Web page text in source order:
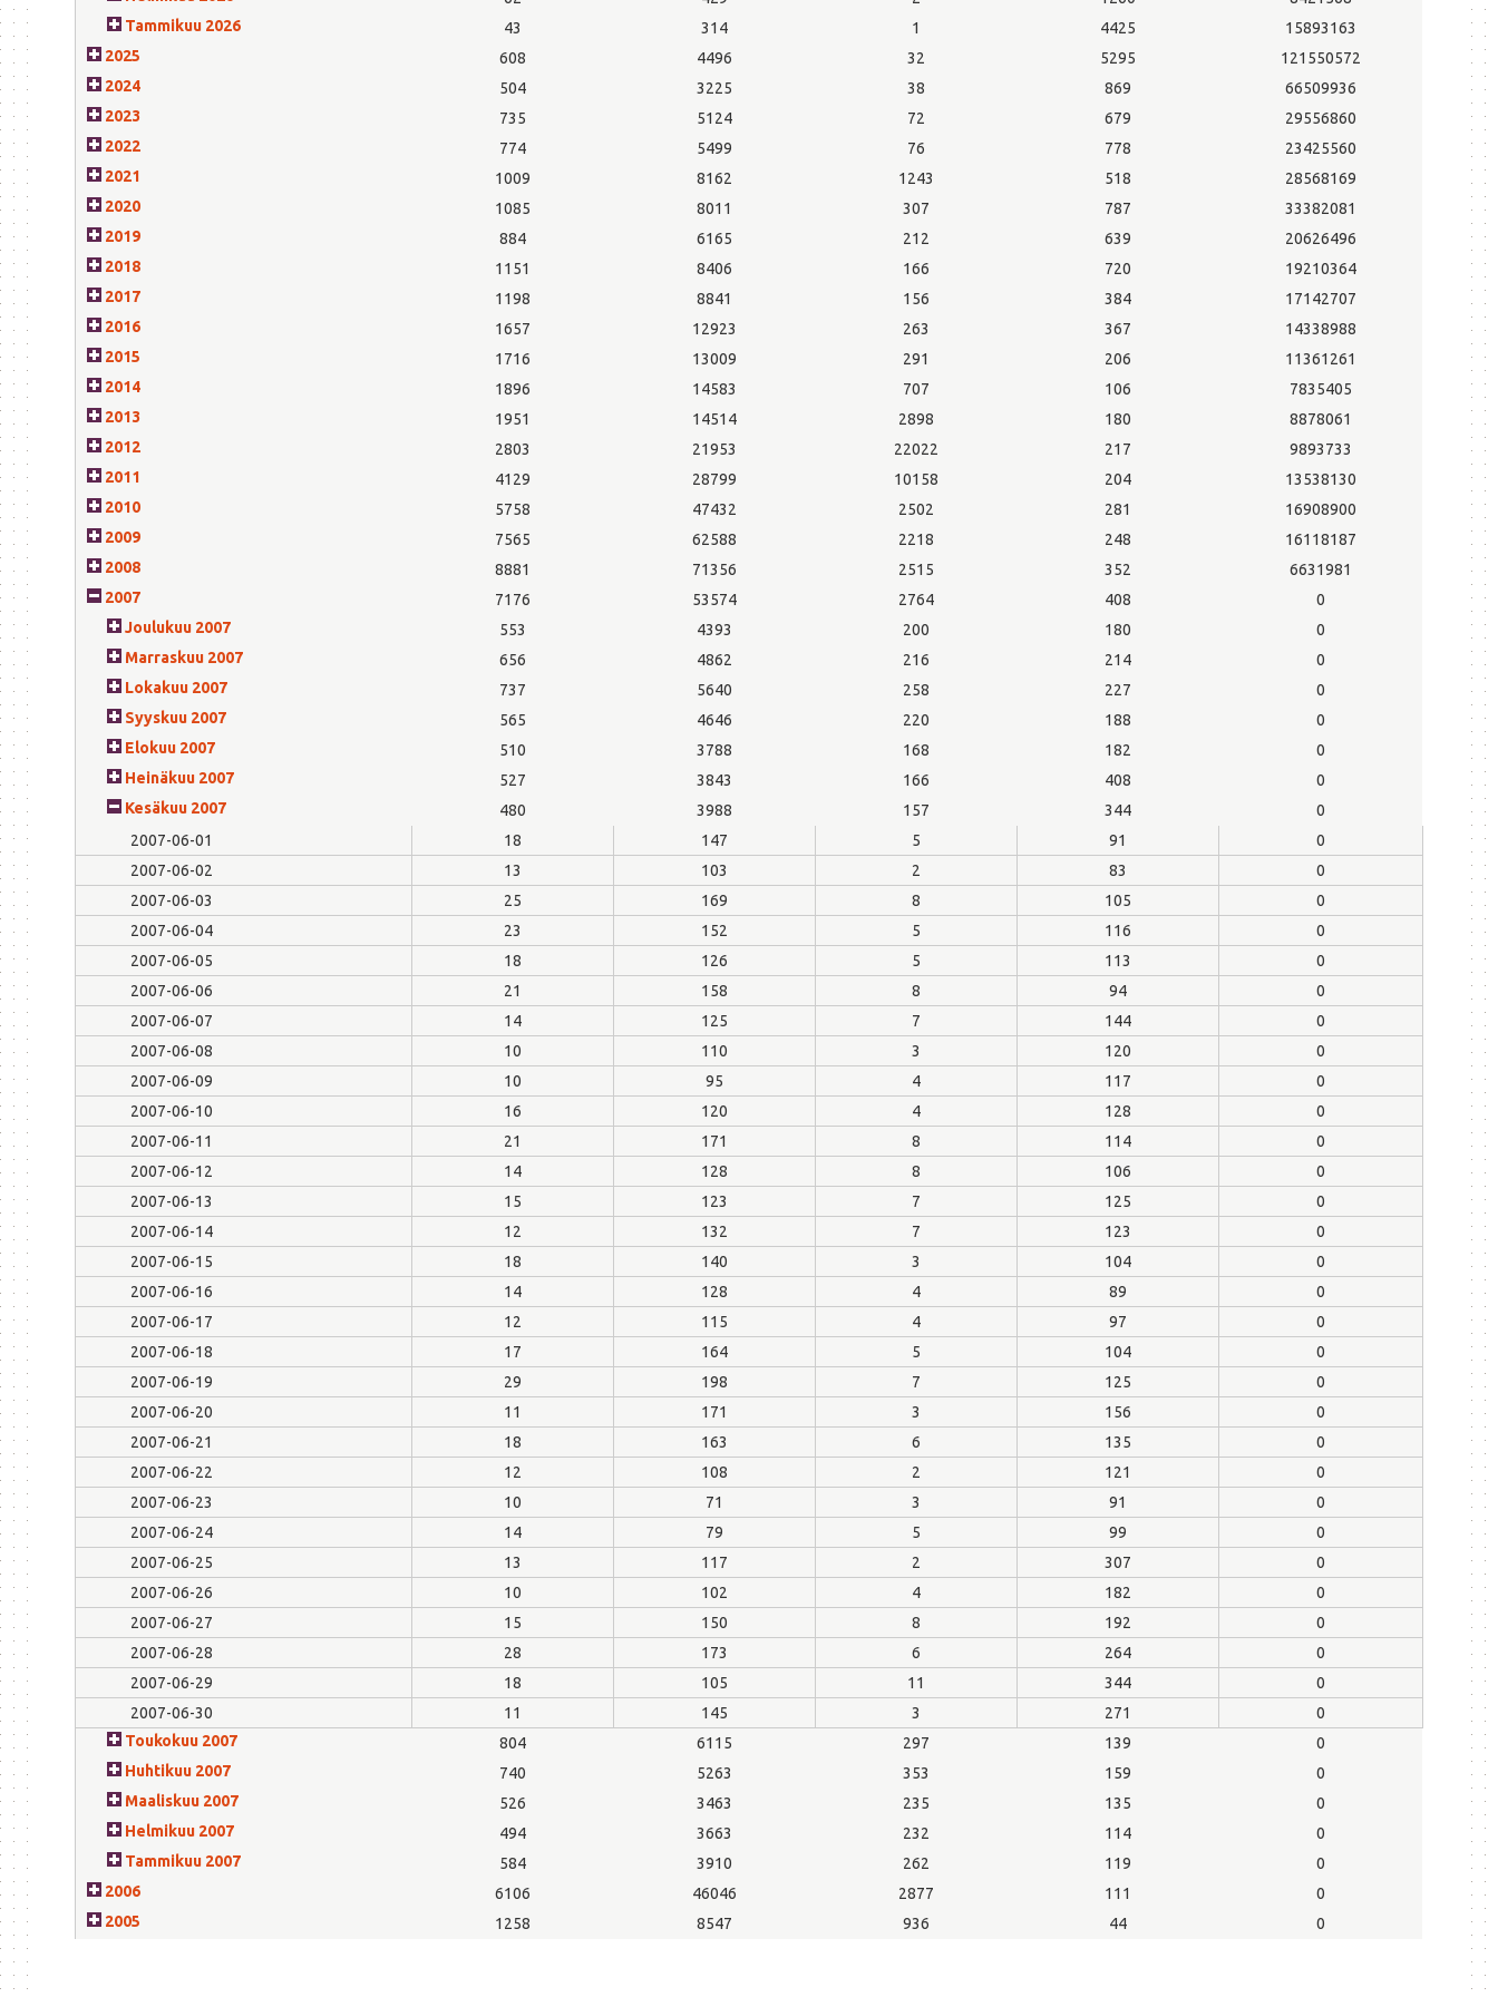
Tammikuu 2026
43 314 1 4425
15893163
2025
608 4496 32 5295
121550572
2024
504 3225 38 869
66509936
2023
735 5124 72 679
29556860
2022
774 5499 76 778
23425560
2021
1009 8162 1243 518
28568169
2020
1085 8011 307 787
33382081
2019
884 6165 212 639
20626496
2018
1151 8406 166 720
19210364
2017
1198 8841 156 384
17142707
2016
1657 12923 263 367
14338988
2015
1716 13009 291 206
11361261
2014
1896 14583 707 106
7835405
2013
1951 14514 2898 180
8878061
2012
2803 21953 22022 217
9893733
2011
4129 28799 10158 204
13538130
2010
5758 47432 2502 281
16908900
2009
7565 62588 2218 248
16118187
2008
8881 71356 2515 352
6631981
2007
7176 53574 2764 408
0
Joulukuu 2007
553 4393 200 180
0
Marraskuu 2007
656 4862 216 214
0
Lokakuu 2007
737 5640 258 227
0
Syyskuu 2007
565 4646 220 188
0
Elokuu 2007
510 3788 168 182
0
Heinäkuu 2007
527 3843 166 408
0
Kesäkuu 2007
480 3988 157 344
0
2007-06-01
18 147 5 91
0
2007-06-02
13 103 2 83
0
2007-06-03
25 169 8 105
0
2007-06-04
23 152 5 116
0
2007-06-05
18 126 5 113
0
2007-06-06
21 158 8 94
0
2007-06-07
14 125 7 144
0
2007-06-08
10 110 3 120
0
2007-06-09
10 95 4 117
0
2007-06-10
16 120 4 128
0
2007-06-11
21 171 8 114
0
2007-06-12
14 128 8 106
0
2007-06-13
15 123 7 125
0
2007-06-14
12 132 7 123
0
2007-06-15
18 140 3 104
0
2007-06-16
14 128 4 89
0
2007-06-17
12 115 4 97
0
2007-06-18
17 164 5 104
0
2007-06-19
29 198 7 125
0
2007-06-20
11 171 3 156
0
2007-06-21
18 163 6 135
0
2007-06-22
12 108 2 121
0
2007-06-23
10 71 3 91
0
2007-06-24
14 79 5 99
0
2007-06-25
13 117 2 307
0
2007-06-26
10 102 4 182
0
2007-06-27
15 150 8 192
0
2007-06-28
28 173 6 264
0
2007-06-29
18 105 11 344
0
2007-06-30
11 145 3 271
0
Toukokuu 2007
804 6115 297 139
0
Huhtikuu 2007
740 5263 353 159
0
Maaliskuu 2007
526 3463 235 135
0
Helmikuu 2007
494 3663 232 114
0
Tammikuu 2007
584 3910 262 119
0
2006
6106 46046 2877 111
0
2005
1258 8547 936 44 0